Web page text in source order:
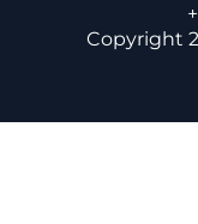
Copyright